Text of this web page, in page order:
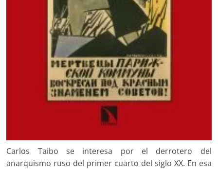
Carlos Taibo se interesa por el derrotero del
anarquismo ruso del primer cuarto del siglo XX. En esa